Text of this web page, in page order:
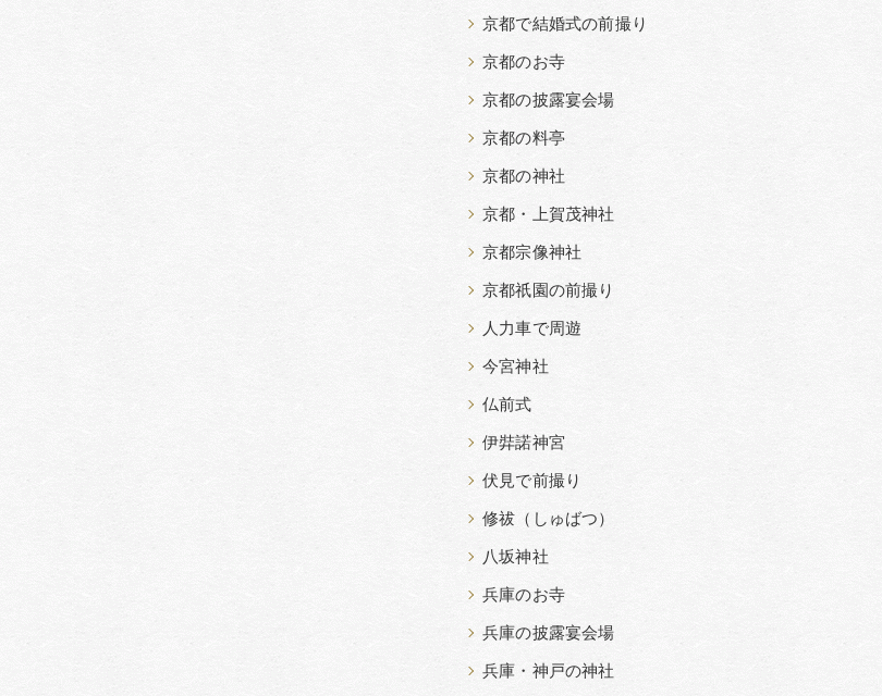
京都で結婚式の前撮り
京都のお寺
京都の披露宴会場
京都の料亭
京都の神社
京都・上賀茂神社
京都宗像神社
京都祇園の前撮り
人力車で周遊
今宮神社
仏前式
伊弉諾神宮
伏見で前撮り
修祓（しゅばつ）
八坂神社
兵庫のお寺
兵庫の披露宴会場
兵庫・神戸の神社